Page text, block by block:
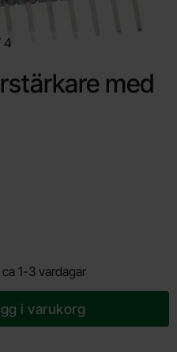
4
med
1-3 vardagar
i varukorg